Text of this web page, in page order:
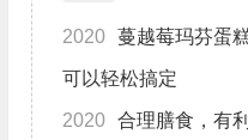
2020 蔓越莓玛芬蛋
可以轻松搞定
2020 合理膳食，有